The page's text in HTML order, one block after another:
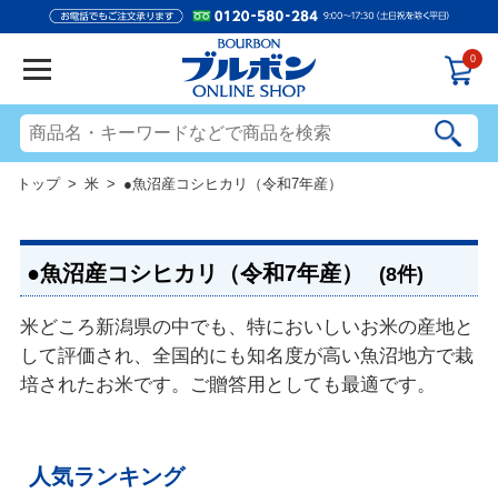
0
トップ> 米 > ●魚沼産コシヒカリ（令和7年産）
●魚沼産コシヒカリ（令和7年産） (8件)
米どころ新潟県の中でも、特においしいお米の産地と
して評価され、全国的にも知名度が高い魚沼地方で栽
培されたお米です。ご贈答用としても最適です。
人気ランキング